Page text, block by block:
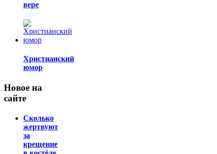
вере
Христианский
юмор
Новое на
сайте
Сколько
жертвуют
за
крещение